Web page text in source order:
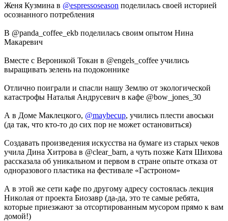
Женя Кузмина в @espressoseason поделилась своей историей
осознанного потребления
В @panda_coffee_ekb поделилась своим опытом Нина
Макаревич
Вместе с Вероникой Токан в @engels_coffee учились
выращивать зелень на подоконнике
Отлично поиграли и спасли нашу Землю от экологической
катастрофы Наталья Андрусевич в кафе @bow_jones_30
А в Доме Маклецкого, @maybecup, учились плести авоськи
(да так, что кто-то до сих пор не может остановиться)
Создавать произведения искусства на бумаге из старых чеков
учила Дина Хитрова в @clear_barn, а чуть позже Катя Шихова
рассказала об уникальном и первом в стране опыте отказа от
одноразового пластика на фестивале «Гастроном»
А в этой же сети кафе по другому адресу состоялась лекция
Николая от проекта Биозавр (да-да, это те самые ребята,
которые приезжают за отсортированным мусором прямо к вам
домой!)